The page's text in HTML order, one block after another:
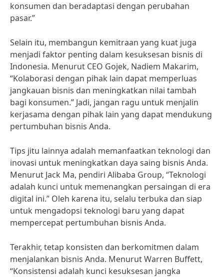
konsumen dan beradaptasi dengan perubahan
pasar.”
Selain itu, membangun kemitraan yang kuat juga
menjadi faktor penting dalam kesuksesan bisnis di
Indonesia. Menurut CEO Gojek, Nadiem Makarim,
“Kolaborasi dengan pihak lain dapat memperluas
jangkauan bisnis dan meningkatkan nilai tambah
bagi konsumen.” Jadi, jangan ragu untuk menjalin
kerjasama dengan pihak lain yang dapat mendukung
pertumbuhan bisnis Anda.
Tips jitu lainnya adalah memanfaatkan teknologi dan
inovasi untuk meningkatkan daya saing bisnis Anda.
Menurut Jack Ma, pendiri Alibaba Group, “Teknologi
adalah kunci untuk memenangkan persaingan di era
digital ini.” Oleh karena itu, selalu terbuka dan siap
untuk mengadopsi teknologi baru yang dapat
mempercepat pertumbuhan bisnis Anda.
Terakhir, tetap konsisten dan berkomitmen dalam
menjalankan bisnis Anda. Menurut Warren Buffett,
“Konsistensi adalah kunci kesuksesan jangka